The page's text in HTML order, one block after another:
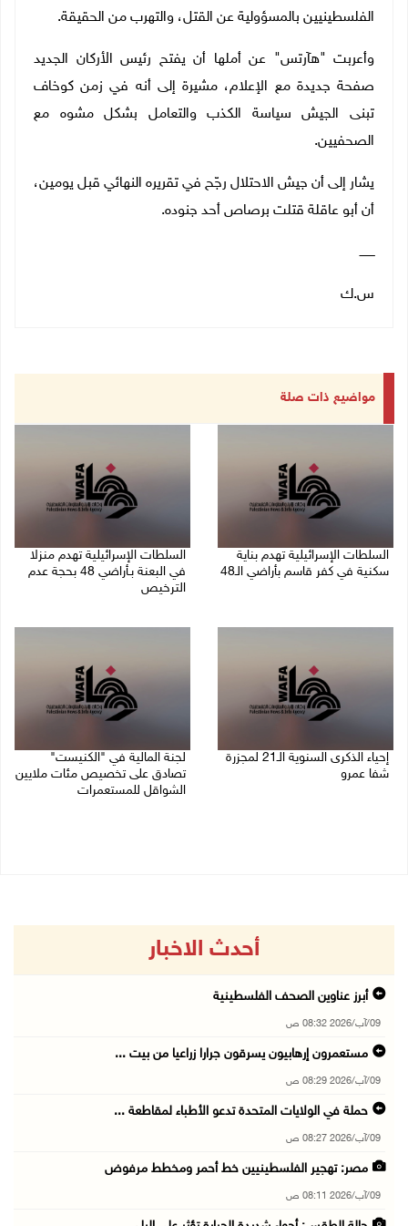
الفلسطينيين بالمسؤولية عن القتل، والتهرب من الحقيقة.
وأعربت "هآرتس" عن أملها أن يفتح رئيس الأركان الجديد
صفحة جديدة مع الإعلام، مشيرة إلى أنه في زمن كوخاف
تبنى الجيش سياسة الكذب والتعامل بشكل مشوه مع
الصحفيين.
يشار إلى أن جيش الاحتلال رجّح في تقريره النهائي قبل يومين،
أن أبو عاقلة قتلت برصاص أحد جنوده.
ــــــــ
س.ك
مواضيع ذات صلة
السلطات الإسرائيلية تهدم بناية
سكنية في كفر قاسم بأراضي الـ48
السلطات الإسرائيلية تهدم منزلا
في البعنة بـأراضي 48 بحجة عدم
الترخيص
إحياء الذكرى السنوية الـ21 لمجزرة
شفا عمرو
لجنة المالية في "الكنيست"
تصادق على تخصيص مئات ملايين
الشواقل للمستعمرات
أحدث الاخبار
أبرز عناوين الصحف الفلسطينية
09/آب/2026 08:32 ص
مستعمرون إرهابيون يسرقون جرارا زراعيا من بيت ...
09/آب/2026 08:29 ص
حملة في الولايات المتحدة تدعو الأطباء لمقاطعة ...
09/آب/2026 08:27 ص
مصر: تهجير الفلسطينيين خط أحمر ومخطط مرفوض
09/آب/2026 08:11 ص